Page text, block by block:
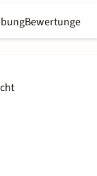
Bewertungen